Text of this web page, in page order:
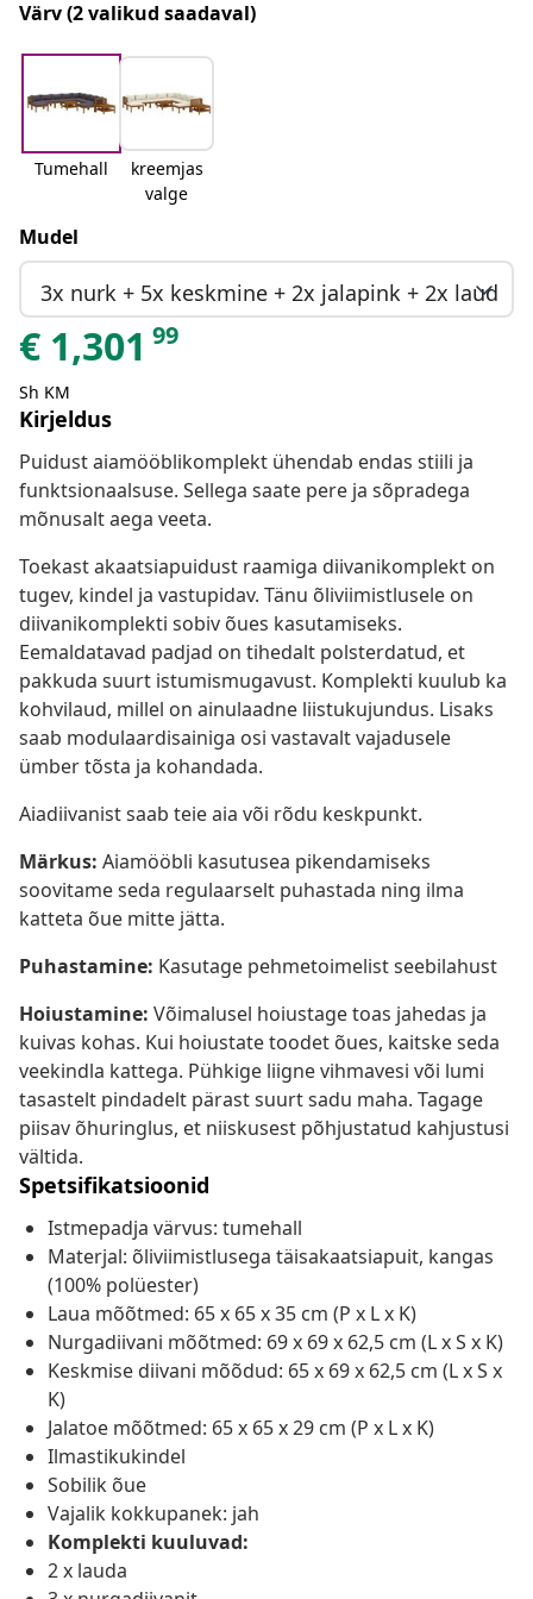
Värv(2 valikud saadaval)
Tumehall
kreemjas
valge
Mudel
3x nurk + 5x keskmine + 2x jalapink + 2x laud
€ 1,301 99
Sh KM
Kirjeldus
Puidust aiamööblikomplekt ühendab endas stiili ja
funktsionaalsuse. Sellega saate pere ja sõpradega
mõnusalt aega veeta.
Toekast akaatsiapuidust raamiga diivanikomplekt on
tugev, kindel ja vastupidav. Tänu õliviimistlusele on
diivanikomplekti sobiv õues kasutamiseks.
Eemaldatavad padjad on tihedalt polsterdatud, et
pakkuda suurt istumismugavust. Komplekti kuulub ka
kohvilaud, millel on ainulaadne liistukujundus. Lisaks
saab modulaardisainiga osi vastavalt vajadusele
ümber tõsta ja kohandada.
Aiadiivanist saab teie aia või rõdu keskpunkt.
Märkus: Aiamööbli kasutusea pikendamiseks
soovitame seda regulaarselt puhastada ning ilma
katteta õue mitte jätta.
Puhastamine: Kasutage pehmetoimelist seebilahust
Hoiustamine: Võimalusel hoiustage toas jahedas ja
kuivas kohas. Kui hoiustate toodet õues, kaitske seda
veekindla kattega. Pühkige liigne vihmavesi või lumi
tasastelt pindadelt pärast suurt sadu maha. Tagage
piisav õhuringlus, et niiskusest põhjustatud kahjustusi
vältida.
Spetsifikatsioonid
Istmepadja värvus: tumehall
Materjal: õliviimistlusega täisakaatsiapuit, kangas
(100% polüester)
Laua mõõtmed: 65 x 65 x 35 cm (P x L x K)
Nurgadiivani mõõtmed: 69 x 69 x 62,5 cm (L x S x K)
Keskmise diivani mõõdud: 65 x 69 x 62,5 cm (L x S x
K)
Jalatoe mõõtmed: 65 x 65 x 29 cm (P x L x K)
Ilmastikukindel
Sobilik õue
Vajalik kokkupanek: jah
Komplekti kuuluvad:
2 x lauda